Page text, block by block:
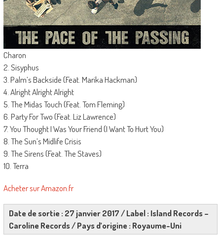
Charon
2. Sisyphus
3. Palm’s Backside (Feat. Marika Hackman)
4. Alright Alright Alright
5. The Midas Touch (Feat. Tom Fleming)
6. Party For Two (Feat. Liz Lawrence)
7. You Thought I Was Your Friend (I Want To Hurt You)
8. The Sun’s Midlife Crisis
9. The Sirens (Feat. The Staves)
10. Terra
Acheter sur Amazon.fr
Date de sortie : 27 janvier 2017 / Label : Island Records –
Caroline Records / Pays d’origine : Royaume-Uni